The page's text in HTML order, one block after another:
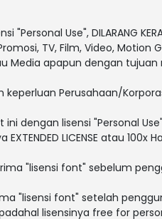
"Personal Use", DILARANG
TV, Film, Video,
Media apapun dengan
Perusahaan/
dengan lisensi "Personal
LICENSE atau 100x
"lisensi font" sebelum
"lisensi font" setelah
lisensinya free for